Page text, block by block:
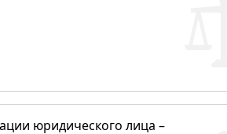
юридического лица –